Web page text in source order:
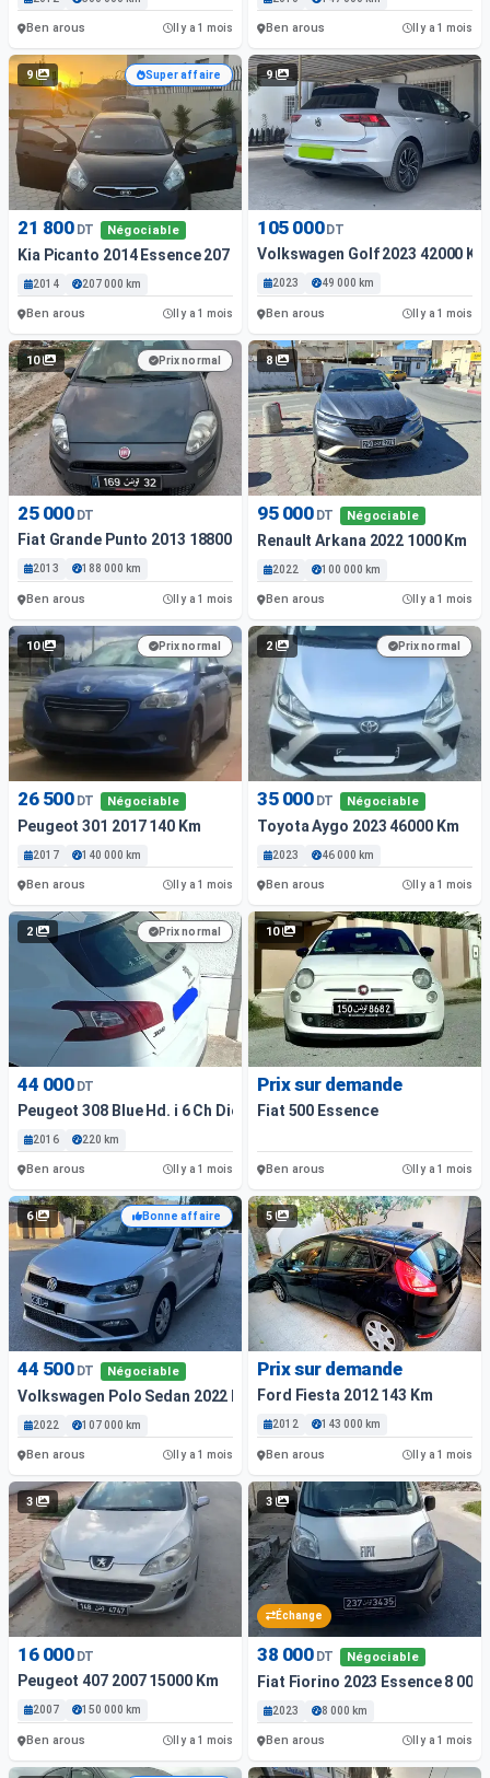
Ben arous Il y a 1 mois Ben arous Il y a 1 mois
9 Super affaire
21 800 DT Négociable
Kia Picanto 2014 Essence 207 000 Km
2014 207 000 km
Ben arous Il y a 1 mois
9
105 000DT
Volkswagen Golf 2023 42000 Km
2023 49 000 km
Ben arous Il y a 1 mois
10 Prix normal
25 000 DT
Fiat Grande Punto 2013 188000 Km
2013 188 000 km
Ben arous Il y a 1 mois
8
95 000 DT Négociable
Renault Arkana 2022 1000 Km
2022 100 000 km
Ben arous Il y a 1 mois
10 Prix normal
26 500 DT Négociable
Peugeot 301 2017 140 Km
2017 140 000 km
Ben arous Il y a 1 mois
2 Prix normal
35 000 DT Négociable
Toyota Aygo 2023 46000 Km
2023 46 000 km
Ben arous Il y a 1 mois
2 Prix normal
44 000 DT
Peugeot 308 Blue Hd. i 6 Ch Diesel Année 216. Com, 220 Km...
2016 220 km
Ben arous Il y a 1 mois
10
Prix sur demande
Fiat 500 Essence
Ben arous Il y a 1 mois
6 Bonne affaire
44 500 DT Négociable
Volkswagen Polo Sedan 2022 Essence 107 000 Km
2022 107 000 km
Ben arous Il y a 1 mois
5
Prix sur demande
Ford Fiesta 2012 143 Km
2012 143 000 km
Ben arous Il y a 1 mois
3
16 000 DT
Peugeot 407 2007 15000 Km
2007 150 000 km
Ben arous Il y a 1 mois
3
Échange
38 000 DT Négociable
Fiat Fiorino 2023 Essence 8 000
2023 8 000 km
Ben arous Il y a 1 mois